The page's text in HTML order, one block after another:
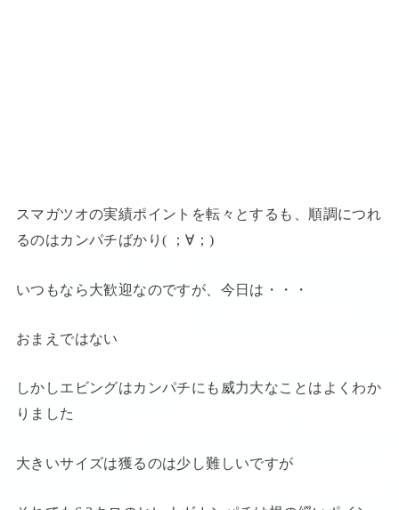
スマガツオの実績ポイントを転々とするも、順調につれ
るのはカンパチばかり( ；∀；)
いつもなら大歓迎なのですが、今日は・・・
おまえではない
しかしエビングはカンパチにも威力大なことはよくわか
りました
大きいサイズは獲るのは少し難しいですが